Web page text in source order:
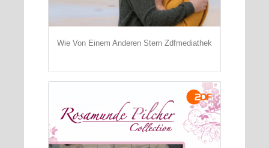
Wie Von Einem Anderen Stern Zdfmediathek